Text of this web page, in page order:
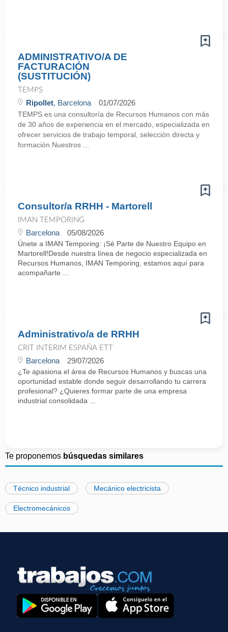
ADMINISTRATIVO/A DE
FACTURACIÓN
(SUSTITUCIÓN)
TEMPS
Ripollet, Barcelona 01/07/2026
TEMPS es una consultoría de Recursos Humanos con más
de 30 años de experiencia en el mercado, especializada en
ofrecer servicios de trabajo temporal, selección directa y
formación.Nuestros ...
Consultor/a RRHH - Martorell
IMAN TEMPORING
Barcelona 05/08/2026
Únete a IMAN Temporing: ¡Sé Parte de Nuestro Equipo en
Martorell!Desde nuestra línea de negocio especializada en
Recursos Humanos, IMAN Temporing, estamos aquí para
acompañarte ...
Administrativo/a de RRHH
CRIT INTERIM ESPAÑA ETT
Barcelona 29/07/2026
¿Te apasiona el área de Recursos Humanos y buscas una
oportunidad estable donde seguir desarrollando tu carrera
profesional? ¿Quieres formar parte de una empresa
industrial consolidada ...
Te proponemos búsquedas similares
Técnico industrial Mecánico electricista
Electromecánicos